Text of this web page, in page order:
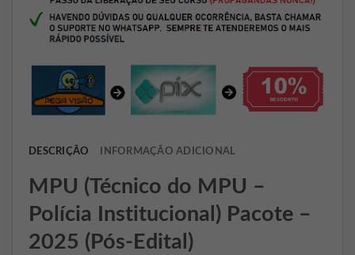
DESCRIÇÃO INFORMAÇÃO ADICIONAL
MPU (Técnico do MPU –
Polícia Institucional) Pacote –
2025 (Pós-Edital)